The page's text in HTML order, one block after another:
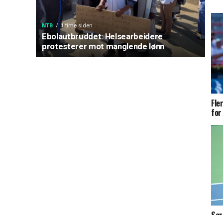
NTB 1 time siden
Ebolautbruddet: Helsearbeidere
protesterer mot manglende lønn
for